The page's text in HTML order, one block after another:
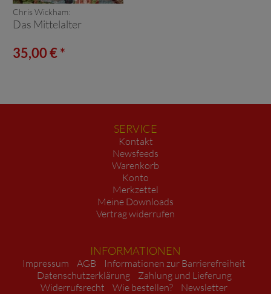
Chris Wickham:
Das Mittelalter
35,00 € *
SERVICE
Kontakt
Newsfeeds
Warenkorb
Konto
Merkzettel
Meine Downloads
Vertrag widerrufen
INFORMATIONEN
Impressum AGB
Informationen zur Barrierefreiheit
Datenschutzerklärung
Zahlung und Lieferung
Widerrufsrecht
Wie bestellen? Newsletter